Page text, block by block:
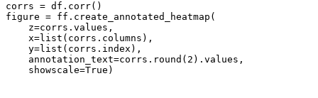
corrs = df.corr()
figure = ff.create_annotated_heatmap(
    z=corrs.values,
    x=list(corrs.columns),
    y=list(corrs.index),
    annotation_text=corrs.round(2).values,